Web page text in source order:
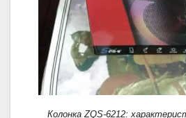
Колонка ZQS-6212: